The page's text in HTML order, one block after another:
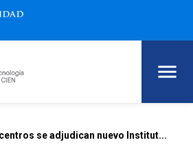
se adjudican nuevo Institut...